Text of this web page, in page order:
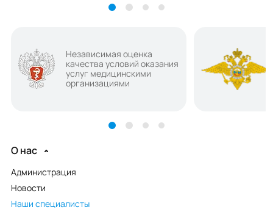
Независимая оценка
качества условий оказания
услуг медицинскими
организациями
О нас
Администрация
Новости
Наши специалисты